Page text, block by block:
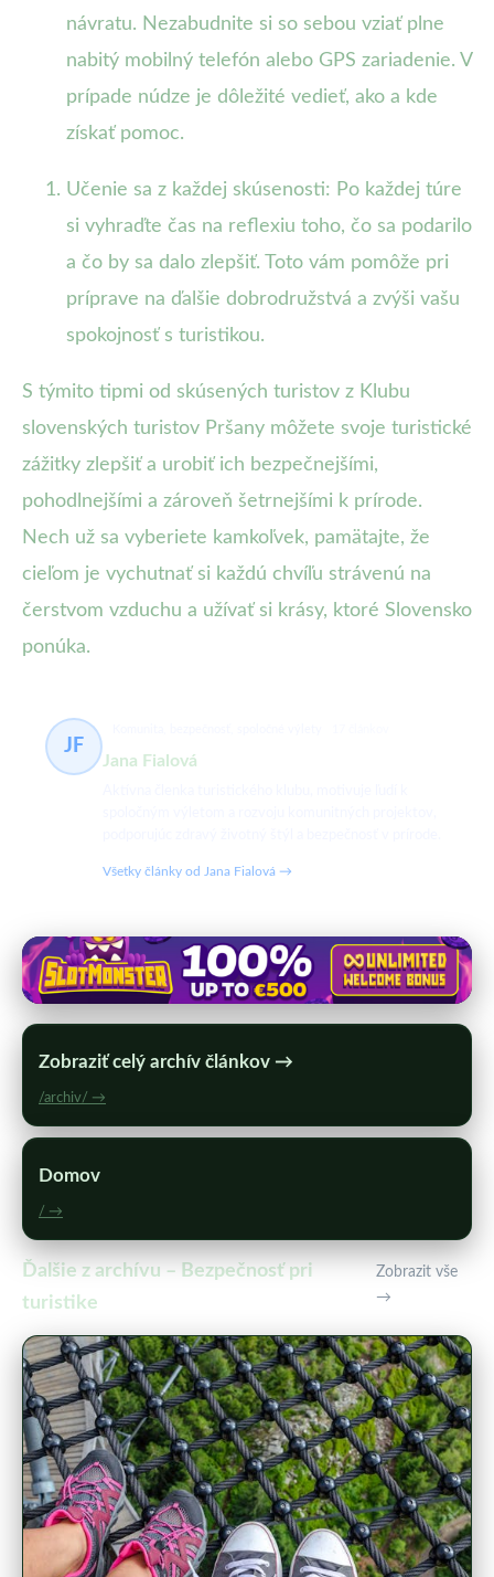
návratu. Nezabudnite si so sebou vziať plne
nabitý mobilný telefón alebo GPS zariadenie. V
prípade núdze je dôležité vedieť, ako a kde
získať pomoc.
Učenie sa z každej skúsenosti: Po každej túre
si vyhraďte čas na reflexiu toho, čo sa podarilo
a čo by sa dalo zlepšiť. Toto vám pomôže pri
príprave na ďalšie dobrodružstvá a zvýši vašu
spokojnosť s turistikou.
S týmito tipmi od skúsených turistov z Klubu
slovenských turistov Pršany môžete svoje turistické
zážitky zlepšiť a urobiť ich bezpečnejšími,
pohodlnejšími a zároveň šetrnejšími k prírode.
Nech už sa vyberiete kamkoľvek, pamätajte, že
cieľom je vychutnať si každú chvíľu strávenú na
čerstvom vzduchu a užívať si krásy, ktoré Slovensko
ponúka.
JF
Jana Fialová
Všetky články od Jana Fialová →
Zobraziť celý archív článkov →
/archiv/ →
Domov
/ →
Ďalšie z archívu – Bezpečnosť pri
turistike
Zobrazit vše
→